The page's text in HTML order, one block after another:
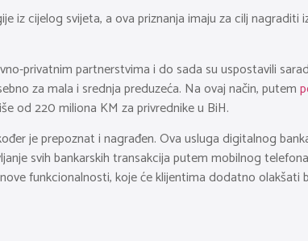
iz cijelog svijeta, a ova priznanja imaju za cilj
privatnim partnerstvima i do sada su uspostavili
za mala i srednja preduzeća. Na ovaj način, putem
od 220 miliona KM za privrednike u BiH.
je prepoznat i nagrađen. Ova usluga digitalnog
svih bankarskih transakcija putem mobilnog
funkcionalnosti, koje će klijentima dodatno olakšati